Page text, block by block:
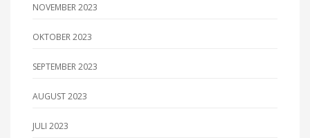
NOVEMBER 2023
OKTOBER 2023
SEPTEMBER 2023
AUGUST 2023
JULI 2023